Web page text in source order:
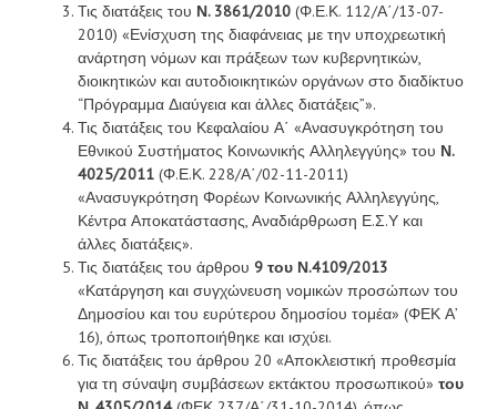
Τις διατάξεις του Ν. 3861/2010 (Φ.Ε.Κ. 112/Α΄/13-07-
2010) «Ενίσχυση της διαφάνειας με την υποχρεωτική
ανάρτηση νόμων και πράξεων των κυβερνητικών,
διοικητικών και αυτοδιοικητικών οργάνων στο διαδίκτυο
“Πρόγραμμα Διαύγεια και άλλες διατάξεις”».
Τις διατάξεις του Κεφαλαίου Α΄ «Ανασυγκρότηση του
Εθνικού Συστήματος Κοινωνικής Αλληλεγγύης» του Ν.
4025/2011 (Φ.Ε.Κ. 228/Α΄/02-11-2011)
«Ανασυγκρότηση Φορέων Κοινωνικής Αλληλεγγύης,
Κέντρα Αποκατάστασης, Αναδιάρθρωση Ε.Σ.Υ και
άλλες διατάξεις».
Τις διατάξεις του άρθρου 9 του Ν.4109/2013
«Κατάργηση και συγχώνευση νομικών προσώπων του
Δημοσίου και του ευρύτερου δημοσίου τομέα» (ΦΕΚ Α’
16), όπως τροποποιήθηκε και ισχύει.
Τις διατάξεις του άρθρου 20 «Αποκλειστική προθεσμία
για τη σύναψη συμβάσεων εκτάκτου προσωπικού» του